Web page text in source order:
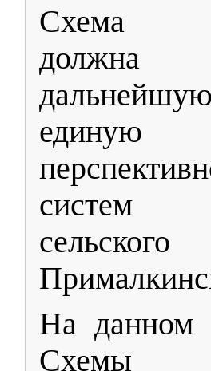
Схема
должна
систем
На данном
Схемы